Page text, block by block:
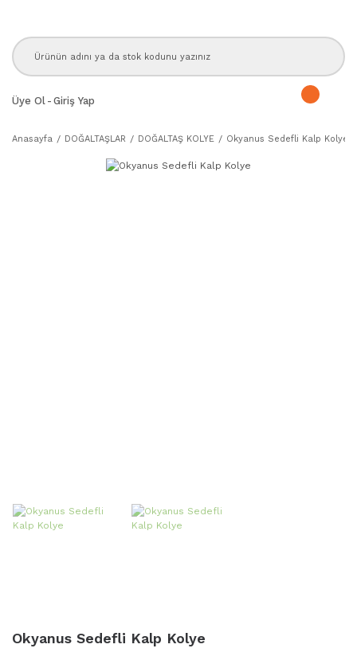
Üye Ol - Giriş Yap
Anasayfa DOĞALTAŞLAR DOĞALTAŞ KOLYE Okyanus Sedefli Kalp Kolye
Okyanus Sedefli Kalp Kolye